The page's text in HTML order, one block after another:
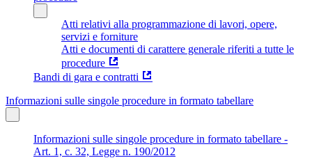
Atti relativi alla programmazione di lavori, opere,
servizi e forniture
Atti e documenti di carattere generale riferiti a tutte le
procedure
Bandi di gara e contratti
Informazioni sulle singole procedure in formato tabellare
Informazioni sulle singole procedure in formato tabellare -
Art. 1, c. 32, Legge n. 190/2012